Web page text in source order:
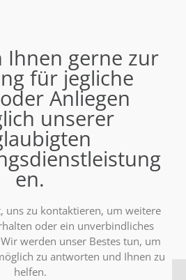
Ihnen gerne zur
für jegliche
Anliegen
unserer
en.
uns zu kontaktieren, um weitere
oder ein unverbindliches
werden unser Bestes tun, um
zu antworten und Ihnen zu
helfen.